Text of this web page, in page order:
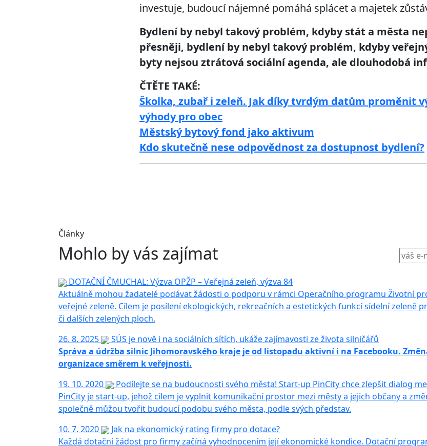
investuje, budoucí nájemné pomáhá splácet a majetek
Bydlení by nebyl takový problém, kdyby stát a města
přesněji, bydlení by nebyl takový problém, kdyby
byty nejsou ztrátová sociální agenda, ale dlouhodobá
ČTĚTE TAKÉ:
Školka, zubař i zeleň. Jak díky tvrdým datům proměnit
výhody pro obec
Městský bytový fond jako aktivum
Kdo skutečně nese odpovědnost za dostupnost bydlení?
Články
Mohlo by vás zajímat
DOTAČNÍ ČMUCHAL: Výzva OPŽP – Veřejná zeleň, výzva 84
Aktuálně mohou žadatelé podávat žádosti o podporu v rámci Operačního programu Životní
veřejné zeleně. Cílem je posílení ekologických, rekreačních a estetických funkcí sídelní
či dalších zelených ploch.
26. 8. 2025
SÚS je nově i na sociálních sítích, ukáže zajímavosti ze života silničářů
Správa a údržba silnic Jihomoravského kraje je od listopadu aktivní i na Facebooku.
organizace směrem k veřejnosti.
19. 10. 2020
Podílejte se na budoucnosti svého města! Start-up PinCity chce zlepšit dialog
PinCity je start-up, jehož cílem je vyplnit komunikační prostor mezi městy a jejich občany a
společně můžou tvořit budoucí podobu svého města, podle svých představ.
10. 7. 2020
Jak na ekonomický rating firmy pro dotace?
Každá dotační žádost pro firmy začíná vyhodnocením její ekonomické kondice. Dotační